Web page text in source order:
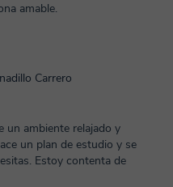
amable.
Carrero
un ambiente relajado y
un plan de estudio y se
Estoy contenta de